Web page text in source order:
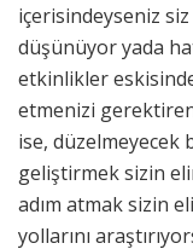
içerisindeyseniz siz
düşünüyor yada
etkinlikler
etmenizi
ise, düzelmeyecek
geliştirmek sizin
adım atmak sizin
yollarını